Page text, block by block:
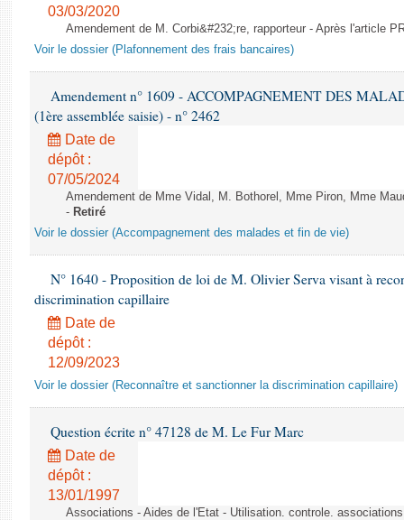
03/03/2020
Amendement de M. Corbi&#232;re, rapporteur - Après l'article
Voir le dossier (Plafonnement des frais bancaires)
Amendement n° 1609 - ACCOMPAGNEMENT DES
(1ère assemblée saisie) - n° 2462
Date de
dépôt :
07/05/2024
Amendement de Mme Vidal, M. Bothorel, Mme Piron, Mme
- Retiré
Voir le dossier (Accompagnement des malades et fin de vie)
N° 1640 - Proposition de loi de M. Olivier Serva visant à
discrimination capillaire
Date de
dépôt :
12/09/2023
Voir le dossier (Reconnaître et sanctionner la discrimination capillaire)
Question écrite n° 47128 de M. Le Fur Marc
Date de
dépôt :
13/01/1997
Associations - Aides de l'Etat - Utilisation. controle.